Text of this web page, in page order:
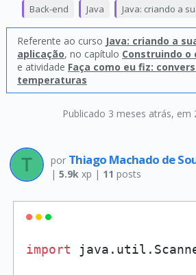
Publicado 3 meses atrás, em
Back-end Java Java: criando a
Referente ao curso Java: criando a
aplicação, no capítulo Construindo
e atividade Faça como eu fiz:
temperaturas
por Thiago Machado de
| 5.9kxp | 11 posts
import